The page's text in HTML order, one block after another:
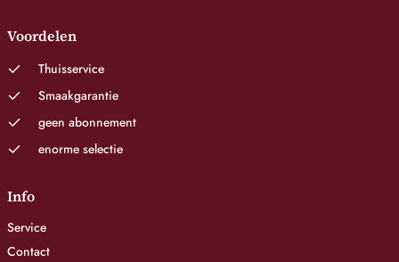
Voordelen
Thuisservice
Smaakgarantie
geen abonnement
enorme selectie
Info
Service
Contact